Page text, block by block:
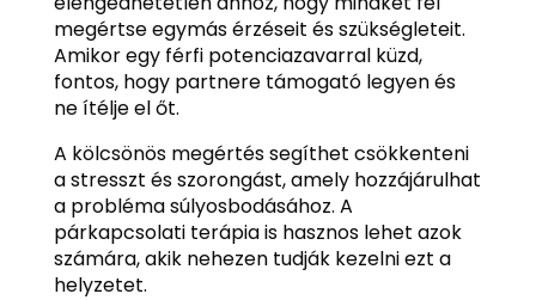
megértse egymás érzéseit és szükségleteit.
Amikor egy férfi potenciazavarral küzd,
fontos, hogy partnere támogató legyen és
ne ítélje el őt.
A kölcsönös megértés segíthet csökkenteni
a stresszt és szorongást, amely hozzájárulhat
a probléma súlyosbodásához. A
párkapcsolati terápia is hasznos lehet azok
számára, akik nehezen tudják kezelni ezt a
helyzetet.